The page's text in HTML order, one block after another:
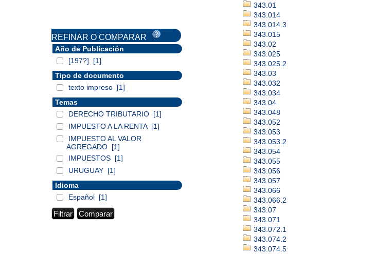
343.01
343.014
343.014.3
343.015
343.02
343.025
343.025.2
343.03
343.032
343.034
343.04
343.048
343.052
343.053
343.053.2
343.054
343.055
343.056
343.057
343.066
343.066.2
343.07
343.071
343.072.1
343.074.2
343.074.5
REFINAR O COMPARAR
Año de Publicación
[197?]
[1]
Tipo de documento
texto impreso [1]
Temas
DERECHO TRIBUTARIO [1]
IMPUESTO A LA RENTA [1]
IMPUESTO AL VALOR
AGREGADO [1]
IMPUESTOS [1]
URUGUAY [1]
Idioma
Español [1]